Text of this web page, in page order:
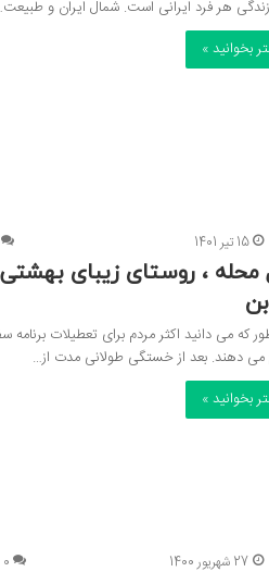
هر فرد ایرانی است. شمال ایران و
بخوانید »
15 تیر 1401
، روستای زیبای
که می­ دانید اکثر مردم برای تعطیلات برنامه
می­ دهند. بعد از خستگی طولانی ‌مدت از…
بخوانید »
27 شهریور 1400 0